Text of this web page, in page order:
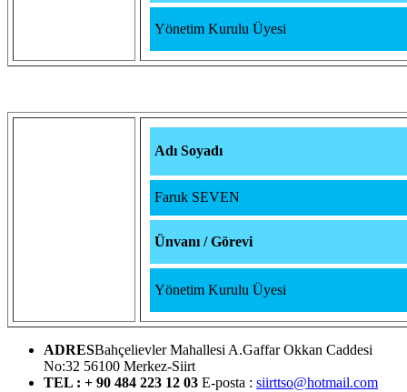
Yönetim Kurulu Üyesi
Adı Soyadı
Faruk SEVEN
Ünvanı / Görevi
Yönetim Kurulu Üyesi
ADRESBahçelievler Mahallesi A.Gaffar Okkan Caddesi
No:32 56100 Merkez-Siirt
TEL : + 90 484 223 12 03 E-posta : siirttso@hotmail.com